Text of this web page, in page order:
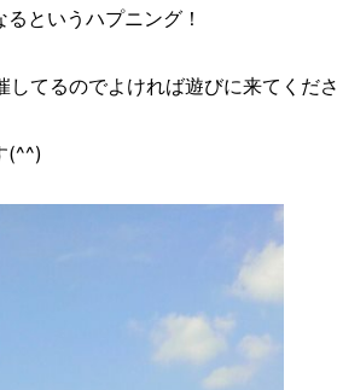
というハプニング！
してるのでよければ遊びに来てくださ
(^^)